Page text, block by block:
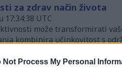
Not Process My Personal
za zdrav način života
17:34:38 UTC
može transformirati
kombinira učinkovitost s
istražit ćemo i rangirati 10
u skladu s vašim osobnim